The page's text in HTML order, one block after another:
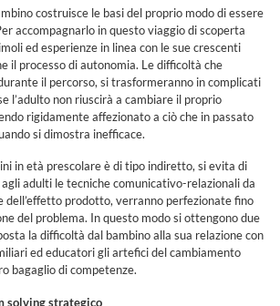
costruisce le basi del proprio modo di essere
accompagnarlo in questo viaggio di scoperta
ed esperienze in linea con le sue crescenti
il processo di autonomia. Le difficoltà che
il percorso, si trasformeranno in complicati
l’adulto non riuscirà a cambiare il proprio
rigidamente affezionato a ciò che in passato
si dimostra inefficace.
in età prescolare è di tipo indiretto, si evita di
adulti le tecniche comunicativo-relazionali da
dell’effetto prodotto, verranno perfezionate fino
del problema. In questo modo si ottengono due
la difficoltà dal bambino alla sua relazione con
ed educatori gli artefici del cambiamento
bagaglio di competenze.
solving strategico